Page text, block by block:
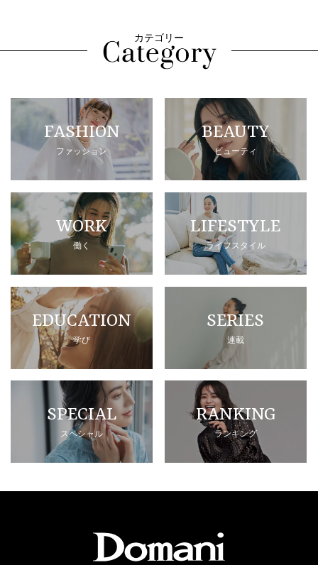
カテゴリー
FASHION
ファッション
BEAUTY
ビューティ
WORK
働く
LIFESTYLE
ライフスタイル
EDUCATION
学び
SERIES
連載
SPECIAL
スペシャル
RANKING
ランキング